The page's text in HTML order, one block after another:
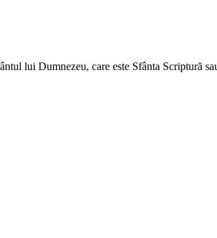
lui Dumnezeu, care este Sfânta Scriptură